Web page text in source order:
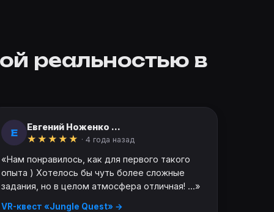
реальностью в
Е
Евгений Ноженко ...
★ ★ ★ ★ ★ · 4 года назад
«Нам понравилось, как для первого такого
опыта ) Хотелось бы чуть более сложные
задания, но в целом атмосфера отличная! ...»
VR-квест «Jungle Quest» →